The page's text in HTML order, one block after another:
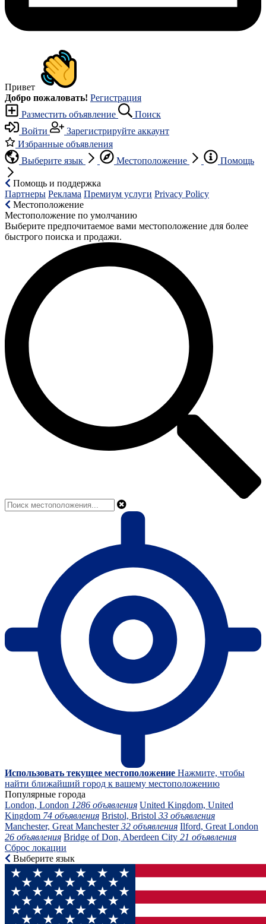
Привет
Добро пожаловать! Регистрация
Разместить объявление
Поиск
Войти
Зарегистрируйте аккаунт
Избранные объявления
Выберите язык
Местоположение Помощь
Помощь и поддержка
Партнеры Реклама Премиум услуги Privacy Policy
Местоположение
Местоположение по умолчанию
Выберите предпочитаемое вами местоположение для более
быстрого поиска и продажи.
Использовать текущее местоположение Нажмите, чтобы
найти ближайший город к вашему местоположению
Популярные города
London, London 1286 объявления United Kingdom, United
Kingdom 74 объявления Bristol, Bristol 33 объявления
Manchester, Great Manchester32 объявления Ilford, Great London
26 объявления Bridge of Don, Aberdeen City 21 объявления
Сброс локации
Выберите язык